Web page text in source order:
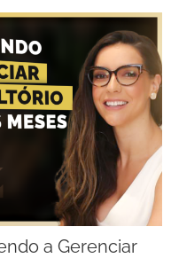
a Gerenciar